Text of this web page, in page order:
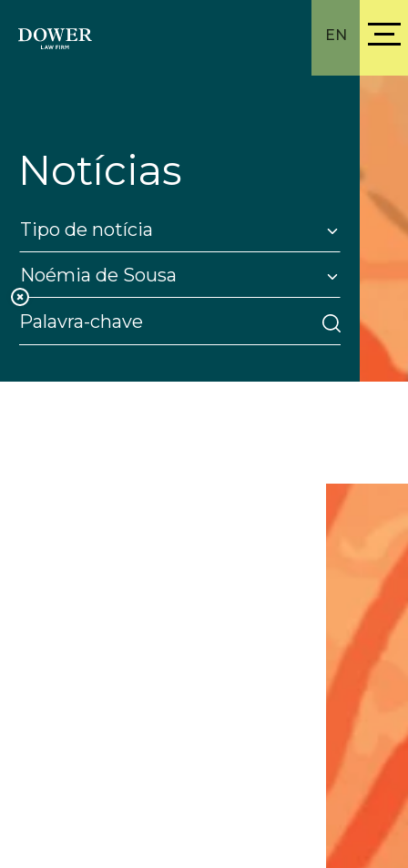
EN
Notícias